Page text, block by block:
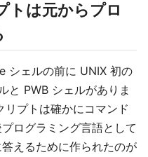
トは元からプロ
シェルの前に UNIX 初の
と PWB シェルがありま
プトは確かにコマンド
ログラミング言語として
えるために作られたのが